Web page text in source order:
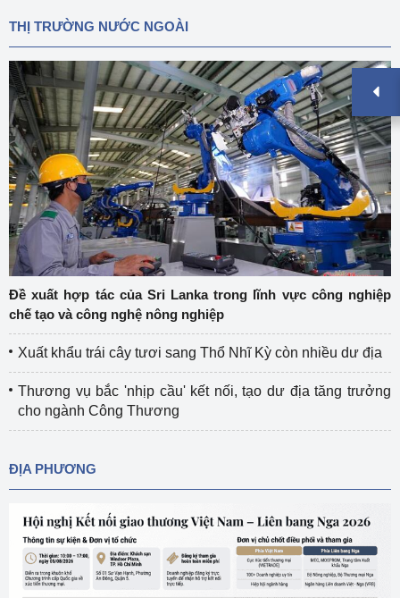
THỊ TRƯỜNG NƯỚC NGOÀI
Đề xuất hợp tác của Sri Lanka trong lĩnh vực công nghiệp
chế tạo và công nghệ nông nghiệp
Xuất khẩu trái cây tươi sang Thổ Nhĩ Kỳ còn nhiều dư địa
Thương vụ bắc 'nhịp cầu' kết nối, tạo dư địa tăng trưởng
cho ngành Công Thương
ĐỊA PHƯƠNG